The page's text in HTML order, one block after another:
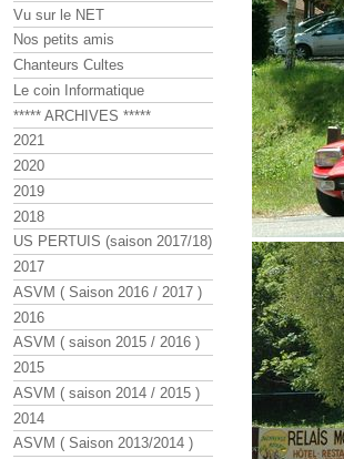
Vu sur le NET
Nos petits amis
Chanteurs Cultes
Le coin Informatique
***** ARCHIVES *****
2021
2020
2019
2018
US PERTUIS (saison 2017/18)
2017
ASVM ( Saison 2016 / 2017 )
2016
ASVM ( saison 2015 / 2016 )
2015
ASVM ( saison 2014 / 2015 )
2014
ASVM ( Saison 2013/2014 )